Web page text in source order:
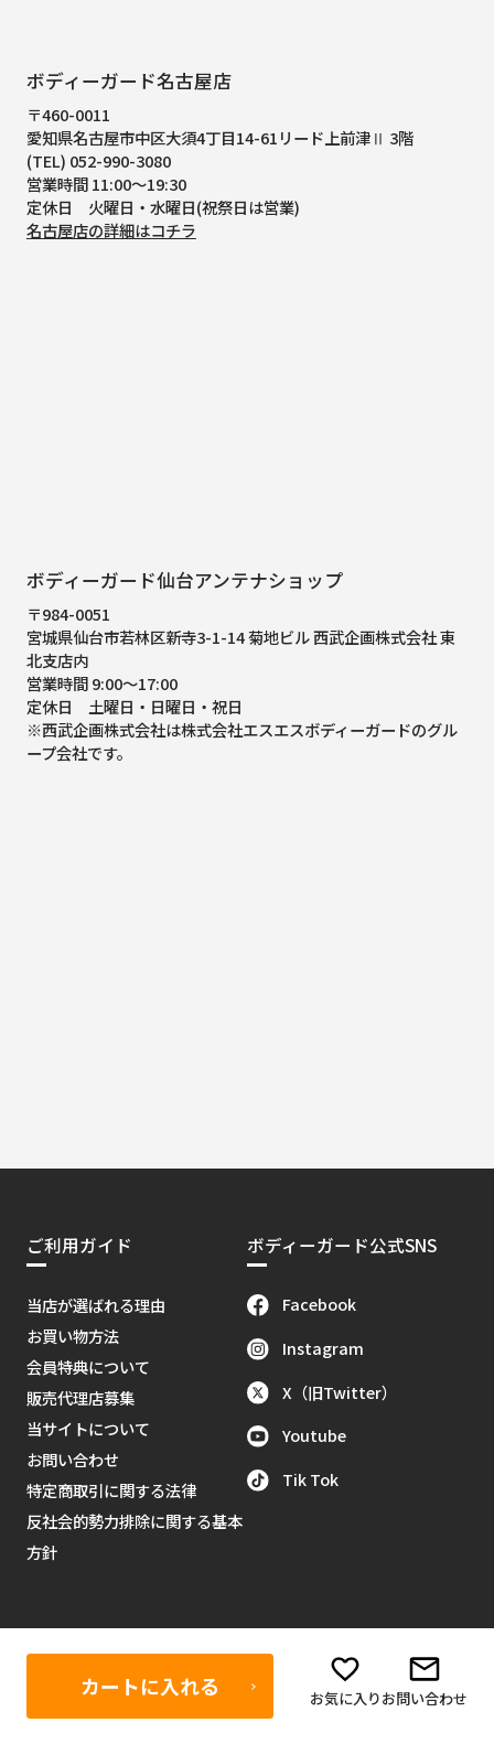
カートに入れる お気に入りお問い合わせ
ボディーガード名古屋店
〒460-0011
愛知県名古屋市中区大須4丁目14-61リード上前津Ⅱ 3階
(TEL) 052-990-3080
営業時間 11:00～19:30
定休日 火曜日・水曜日(祝祭日は営業)
名古屋店の詳細はコチラ
ボディーガード仙台アンテナショップ
〒984-0051
宮城県仙台市若林区新寺3-1-14 菊地ビル 西武企画株式会社 東
北支店内
営業時間 9:00～17:00
定休日 土曜日・日曜日・祝日
※西武企画株式会社は株式会社エスエスボディーガードのグル
ープ会社です。
ご利用ガイド
当店が選ばれる理由
お買い物方法
会員特典について
販売代理店募集
当サイトについて
お問い合わせ
特定商取引に関する法律
反社会的勢力排除に関する基本
方針
ボディーガード公式SNS
Facebook
Instagram
X（旧Twitter）
Youtube
Tik Tok